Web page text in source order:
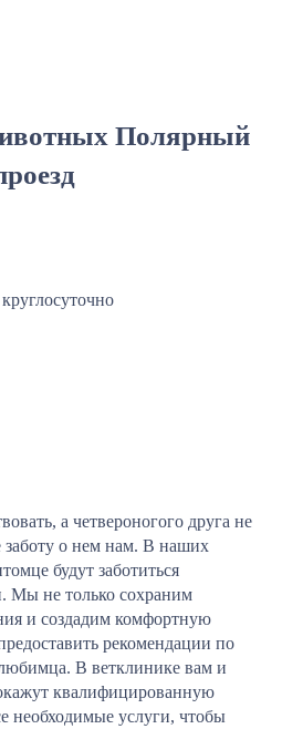
Полярный
а четвероногого друга не
заботу о нем нам. В наших
будут заботиться
Мы не только сохраним
и создадим комфортную
рекомендации по
В ветклинике вам и
квалифицированную
необходимые услуги, чтобы